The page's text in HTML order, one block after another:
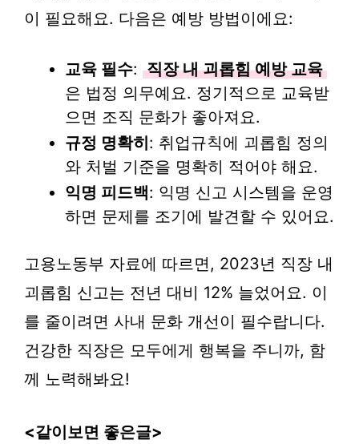
이 필요해요. 다음은 예방 방법이에요:
교육 필수: 직장 내 괴롭힘 예방 교육
은 법정 의무예요. 정기적으로 교육받
으면 조직 문화가 좋아져요.
규정 명확히: 취업규칙에 괴롭힘 정의
와 처벌 기준을 명확히 적어야 해요.
익명 피드백: 익명 신고 시스템을 운영
하면 문제를 조기에 발견할 수 있어요.
고용노동부 자료에 따르면, 2023년 직장 내
괴롭힘 신고는 전년 대비 12% 늘었어요. 이
를 줄이려면 사내 문화 개선이 필수랍니다.
건강한 직장은 모두에게 행복을 주니까, 함
께 노력해봐요!
<같이보면 좋은글>